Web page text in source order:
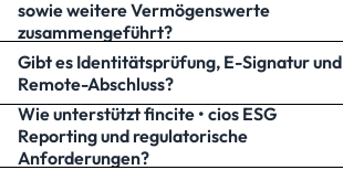
sowie weitere Vermögenswerte
zusammengeführt?
Gibt es Identitätsprüfung, E-Signatur und
Remote-Abschluss?
Wie unterstützt fincite • cios ESG
Reporting und regulatorische
Anforderungen?